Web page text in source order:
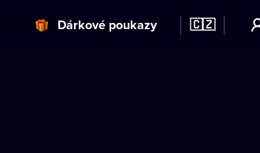
Dárkové poukazy 🇨🇿